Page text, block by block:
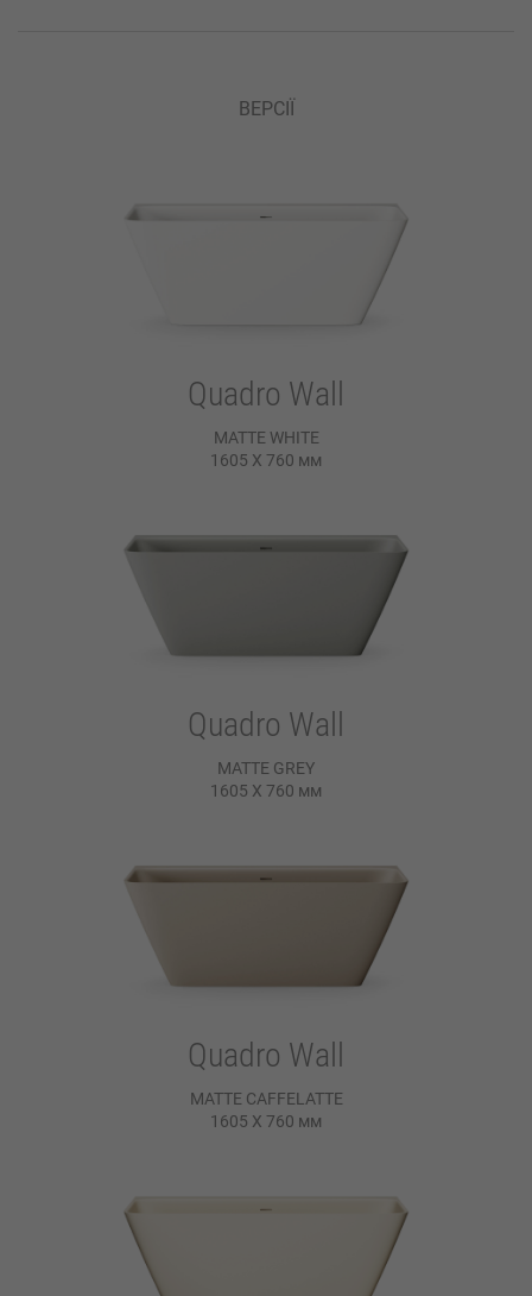
ВЕРСІЇ
Quadro Wall
MATTE WHITE
1605 X 760 мм
Quadro Wall
MATTE GREY
1605 X 760 мм
Quadro Wall
MATTE CAFFELATTE
1605 X 760 мм